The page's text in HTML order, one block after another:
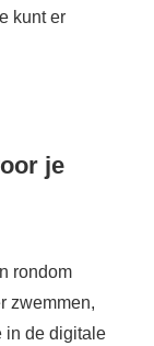
kunt er
je
rondom
zwemmen,
in de digitale